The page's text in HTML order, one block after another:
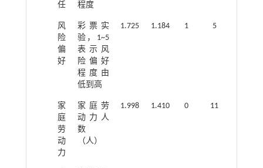
任
程度
风
险
偏
好
彩票实
验，1~5
表示风
险偏好
程度由
低到高
1.725 1.184 1 5
家
庭
劳
动
力
家庭劳
动力人
数
（人）
1.998 1.410 0 11